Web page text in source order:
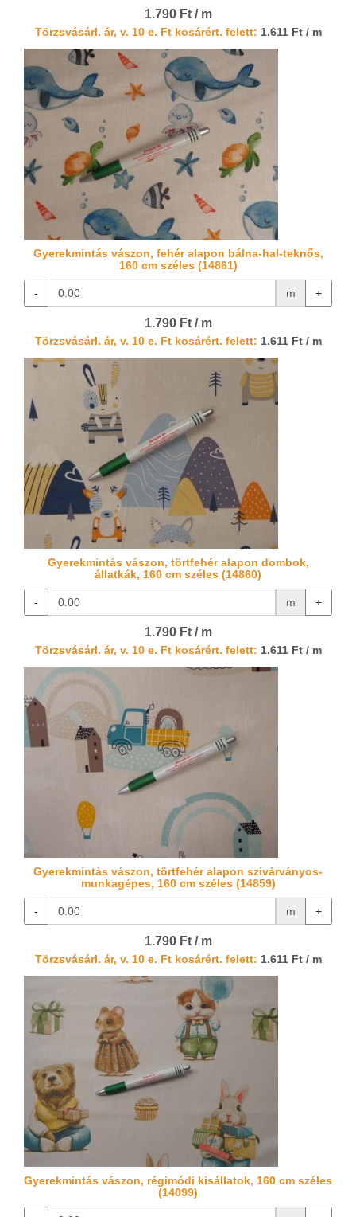
1.790 Ft / m
Törzsvásárl. ár, v. 10 e. Ft kosárért. felett: 1.611 Ft / m
Gyerekmintás vászon, fehér alapon bálna-hal-teknős,
160 cm széles (14861)
- m +
1.790 Ft / m
Törzsvásárl. ár, v. 10 e. Ft kosárért. felett: 1.611 Ft / m
Gyerekmintás vászon, törtfehér alapon dombok,
állatkák, 160 cm széles (14860)
- m +
1.790 Ft / m
Törzsvásárl. ár, v. 10 e. Ft kosárért. felett: 1.611 Ft / m
Gyerekmintás vászon, törtfehér alapon szivárványos-
munkagépes, 160 cm széles (14859)
- m +
1.790 Ft / m
Törzsvásárl. ár, v. 10 e. Ft kosárért. felett: 1.611 Ft / m
Gyerekmintás vászon, régimódi kisállatok, 160 cm széles
(14099)